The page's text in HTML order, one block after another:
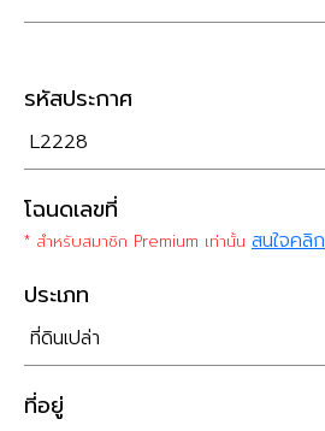
รหัสประกาศ
L2228
โฉนดเลขที่
* สำหรับสมาชิก Premium เท่านั้น สนใจคลิก
ประเภท
ที่ดินเปล่า
ที่อยู่